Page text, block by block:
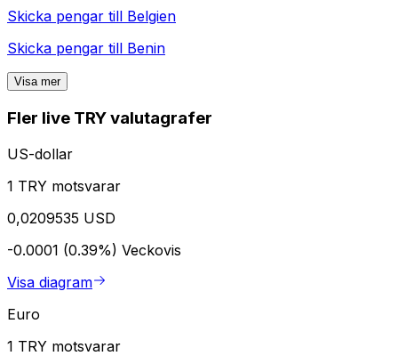
Skicka pengar till Belgien
Skicka pengar till Benin
Visa mer
Fler live TRY valutagrafer
US-dollar
1 TRY motsvarar
0,0209535 USD
-0.0001 (0.39%) Veckovis
Visa diagram
Euro
1 TRY motsvarar